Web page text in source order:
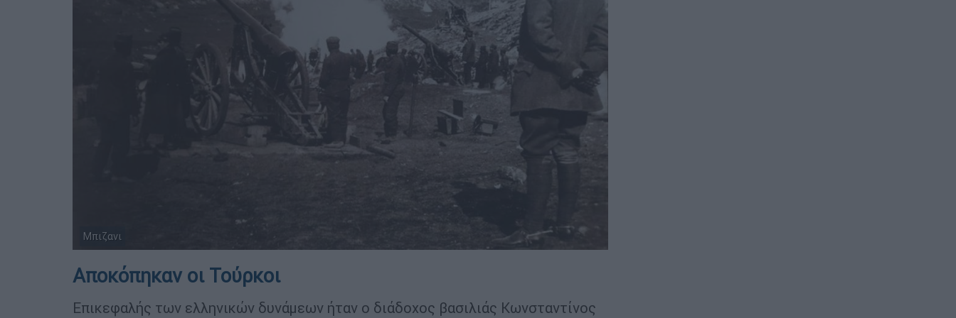
Μπιζανι
Aποκόπηκαν οι Τούρκοι
Επικεφαλής των ελληνικών δυνάμεων ήταν ο διάδοχος βασιλιάς Κωνσταντίνος